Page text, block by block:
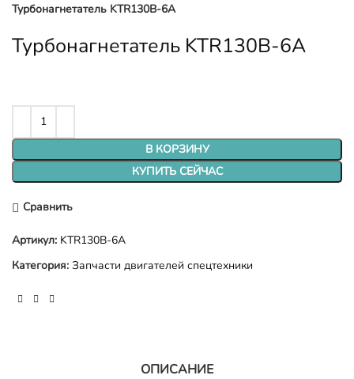
Турбонагнетатель KTR130B-6A
Турбонагнетатель KTR130B-6A
В КОРЗИНУ
КУПИТЬ СЕЙЧАС
Сравнить
Артикул: KTR130B-6A
Категория: Запчасти двигателей спецтехники
ОПИСАНИЕ